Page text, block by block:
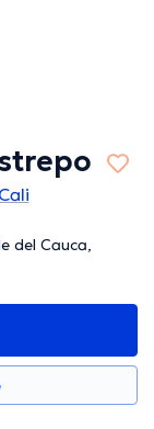
del Cauca,